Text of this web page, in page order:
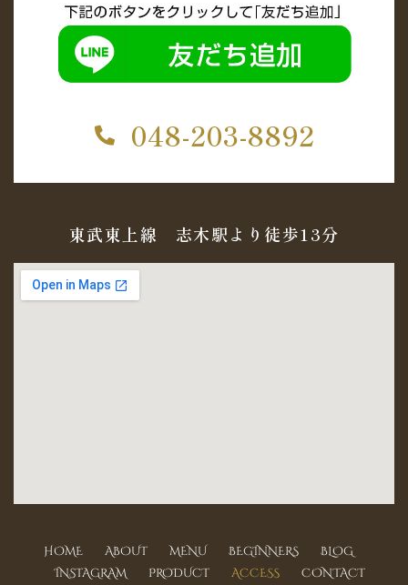
048-203-8892
東武東上線 志木駅より徒歩13分
HOME ABOUT MENU BEGINNERS
BLOG
INSTAGRAM
PRODUCT ACCESS CONTACT